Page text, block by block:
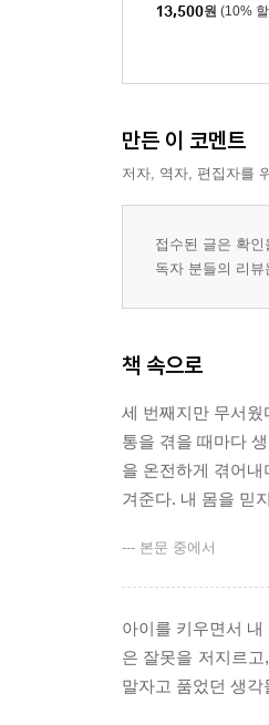
아이의 마음에 먼
유기농 아니면 안 먹
아이 셋, 마흔에 꿈
소박하고도 특별한
네 번째 이야기_
아이 낳고 일주일,
아픈 아이를 지켜보
아이들이 나를 자라
친정아빠와 딸
오빠와 언니가 되는
아이는 세상의 비
다행이다, 오늘이
못다 한 이야기_엄
감사의 말
13,500원 (10%
만든 이 코멘트
저자, 역자, 편집자를
접수된 글은 확
독자 분들의 리
책 속으로
세 번째지만 무서
통을 겪을 때마다
을 온전하게 겪어
겨준다. 내 몸을 믿
--- 본문 중에서
아이를 키우면서
은 잘못을 저지르
말자고 품었던 생각